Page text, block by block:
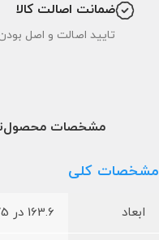
ضمانت اصالت کالا
تایید اصالت و اصل بودن
مشخصات محصول
مشخصات کلی
ابعاد 163.6 در 75 در 8.8 میلی‌متر